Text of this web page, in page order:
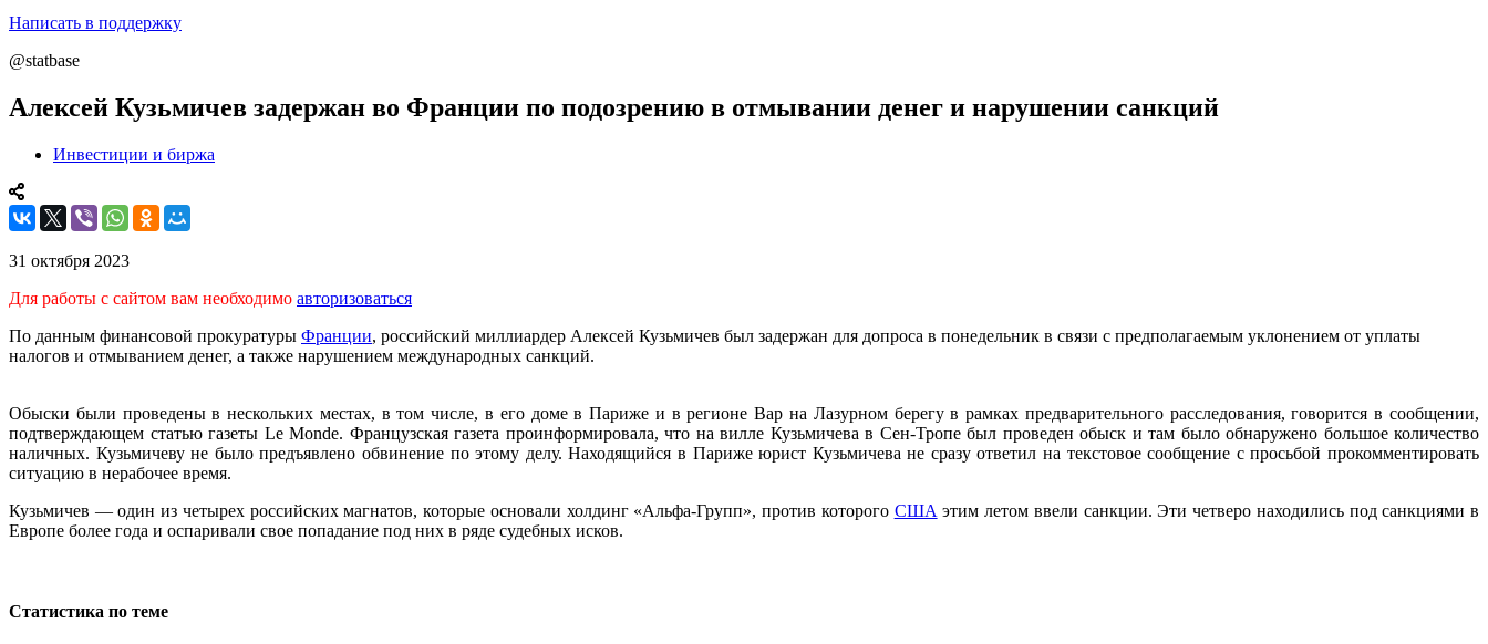
Написать в поддержку
@statbase
Алексей Кузьмичев задержан во Франции по подозрению в отмывании денег и нарушении санкций
Инвестиции и биржа
31 октября 2023
Для работы с сайтом вам необходимо авторизоваться
По данным финансовой прокуратуры Франции, российский миллиардер Алексей Кузьмичев был задержан для допроса в понедельник в связи с предполагаемым уклонением от уплаты
налогов и отмыванием денег, а также нарушением международных санкций.
Обыски были проведены в нескольких местах, в том числе, в его доме в Париже и в регионе Вар на Лазурном берегу в рамках предварительного расследования, говорится в сообщении,
подтверждающем статью газеты Le Monde. Французская газета проинформировала, что на вилле Кузьмичева в Сен-Тропе был проведен обыск и там было обнаружено большое количество
наличных. Кузьмичеву не было предъявлено обвинение по этому делу. Находящийся в Париже юрист Кузьмичева не сразу ответил на текстовое сообщение с просьбой прокомментировать
ситуацию в нерабочее время.
Кузьмичев — один из четырех российских магнатов, которые основали холдинг «Альфа-Групп», против которого США этим летом ввели санкции. Эти четверо находились под санкциями в
Европе более года и оспаривали свое попадание под них в ряде судебных исков.
Статистика по теме